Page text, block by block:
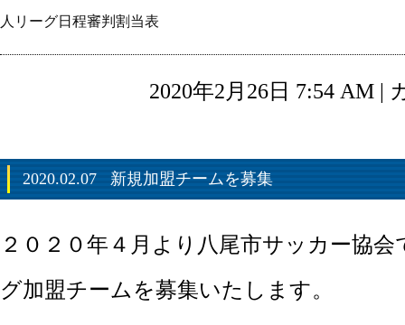
人リーグ日程審判割当表
2020年2月26日 7:54 AM |
2020.02.07 新規加盟チームを募集
２０２０年４月より八尾市サッカー協
グ加盟チームを募集いたします。